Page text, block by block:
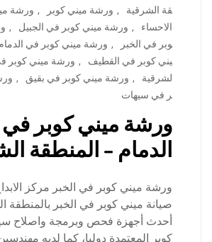
قة الشرقية
, ورشة ميني كوبر , ورشة
الاحساء
, ورشة ميني كوبر في الجبيل ,
وبر في الخبر
, ورشة ميني كوبر في
يني كوبر في القطيف
, ورشة ميني كوبر
لشرقية
, ورشة ميني كوبر في بقيق ,
ر في سيهات
ورشة ميني كوبر في
الدمام – المنطقة
ورشة ميني كوبر في الخبر مركز
صيانة ميني كوبر في الخبر بالمنطقة
أحدث أجهزة فحص وبرمجة واصلاح
كوبر المعتمدة دوليا، كما لديه